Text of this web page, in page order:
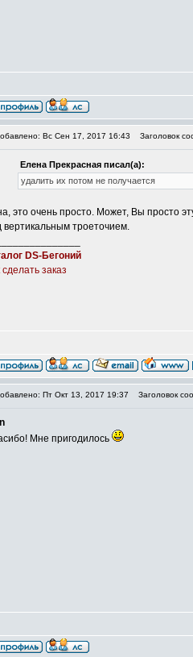
Вс Сен 17, 2017 16:43 Заголовок
Елена Прекрасная писал(а):
удалить их потом не получается
это очень просто. Может, Вы просто
вертикальным троеточием.
DS-Бегоний
сделать заказ
Пт Окт 13, 2017 19:37 Заголовок
Мне пригодилось